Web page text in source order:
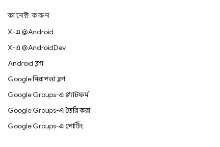
কানেক্ট করুন
X-এ @Android
X-এ @AndroidDev
Android ব্লগ
Google নিরাপত্তা ব্লগ
Google Groups-এ প্ল্যাটফর্ম
Google Groups-এ তৈরি করা
Google Groups-এ পোর্টিং